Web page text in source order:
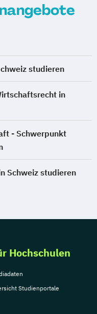
studieren
in
- Schwerpunkt
Schweiz studieren
Hochschulen
Studienportale